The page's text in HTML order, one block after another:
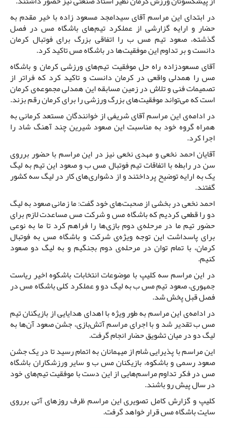
در ابتدای این مراسم آقای سیدامجد مسعود زاده با خیر مقدم به
حضار و ارایه گزارشی از عملکرد تیم‌های باشگاه مس در فصل
گذشته، صعود تیم مس ب را اتفاقی بزرگ برای فوتبال کرمان
دانست و بر تداوم این موفقیت‌ها در باشگاه مس تاکید کرد.
آقای مسعودزاده راه حل موفقیت تیم‌های ورزشی کرمان و باشگاه
مس را همدلی واقعی در کرمان دانست و تاکید کرد که فراتر از
تصمیمات فنی و تلاش در زمین مسابقه این همدلی مجموعه‌ی کرمان
است که می‌تواند موفقیت‌های بزرگ ورزشی را برای کرمان رقم بزند.
در ادامه‌ی این مراسم آقای شریفی از خوانندگان مستعد کرمانی به
همراه گروه خود به مناسبت این صعود شیرین چند آهنگ شاد را
اجرا کرد.
آقایان احمد نخعی و مهدی نخعی نیز در این مراسم با حضور برروی
سن در رابطه با اتفاقات تیم فوتبال مس ب و صعود این تیم به لیگ
یک به ارایه توضیح پرداختند و از دشواری‌های کار در لیگ سه کشور
گفتند.
احمد نخعی در بخشی از صحبت‌های خود گفت: ما زمانی صعود به لیگ
دو را قطعی کردیم که باشگاه مس و شرکت مس مساعدت لازم برای
حضور تیم ما در مرحله‌ی دوم بازی‌ها را فراهم کرد تا ما به نوعی
برای پاسداشت این توجه ویژه‌ی شرکت و باشگاه مس به فوتبال
کرمان، با تمام توان در مرحله‌ی دوم بجنگیم و به لیگ دو صعود
کنیم.
در این مراسم سه کلیپ با موضوعات انتخابات باشکوه اخیر ریاست
جمهوری، صعود تیم مس ب به لیگ دو و عملکرد کلی باشگاه مس در
فصل قبل پخش شد.
در ادامه‌ی این مراسم به طور ویژه با اهدای هدایایی از بازیکنان تیم
مس ب تقدیر شد و با اجرای مراسم آتش‌بازی، جشن صعود آن‌ها به
لیگ دو در میان تشویق حضار انجام گرفت.
این مراسم با پذیرایی شام از میهمانان به اتمام رسید تا در یک جشن
صعود رسمی و باشکوه، بازیکنان مس ب و سایر ورزشکاران باشگاه
مس در فکر تداوم مراسم‌هایی از این دست با موفقیت تیم‌های خود
در سال پیش رو باشند.
کلیپ و گزارش کامل تصویری این مراسم ظرف روزهای آتی برروی
سایت باشگاه مس قرار خواهد گرفت.